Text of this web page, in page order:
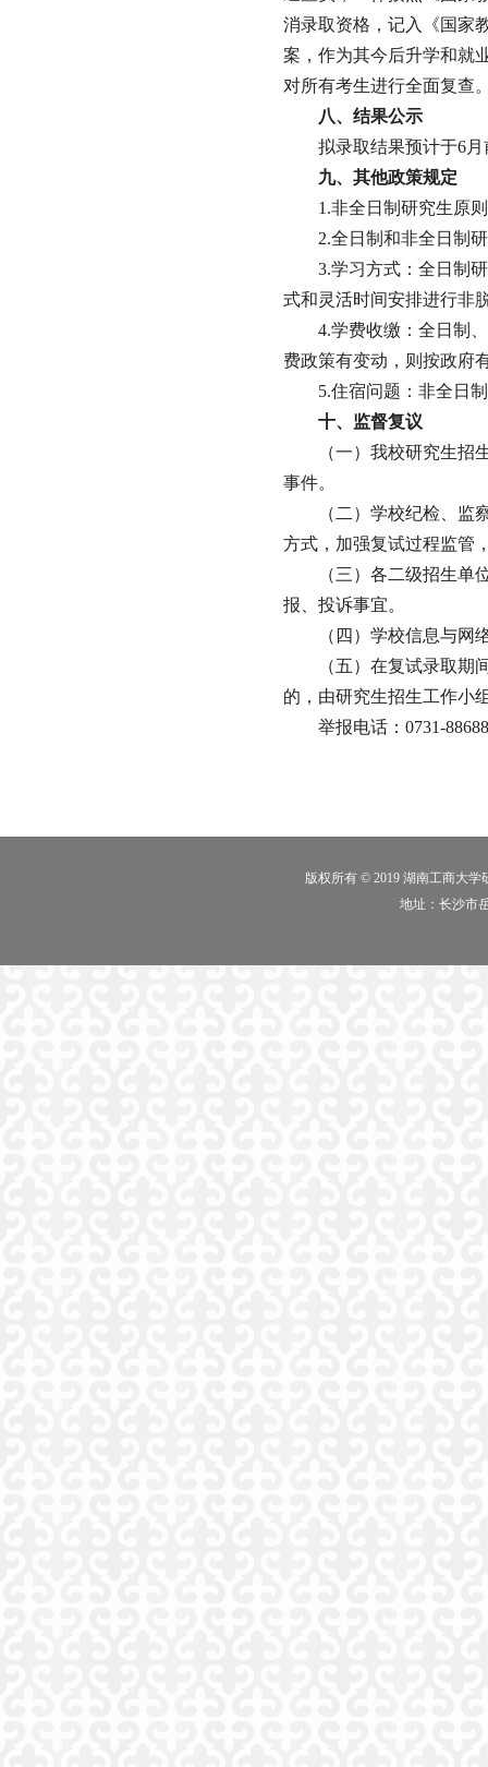
消录取资格，记入《国家
案，作为其今后升学和就
对所有考生进行全面复查
八、结果公示
拟录取结果预计于6
九、其他政策规定
1.非全日制研究生原
2.全日制和非全日制
3.学习方式：全日制
式和灵活时间安排进行非
4.学费收缴：全日制
费政策有变动，则按政府
5.住宿问题：非全日
十、监督复议
（一）我校研究生
事件。
（二）学校纪检、
方式，加强复试过程监管
（三）各二级招生
报、投诉事宜。
（四）学校信息与网
（五）在复试录取
的，由研究生招生工作小
举报电话：0731-
版权所有 © 2019 湖南工商大学
地址：长沙市